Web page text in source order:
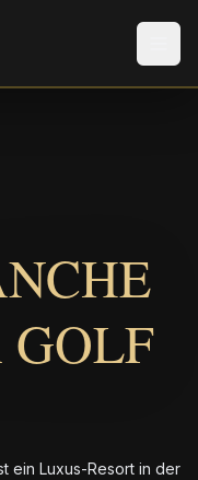
GOLF
ein Luxus-Resort in der